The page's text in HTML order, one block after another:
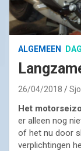
ALGEMEEN
26/04/2018
Het
er alleen nog
of het nu door
verplichtingen